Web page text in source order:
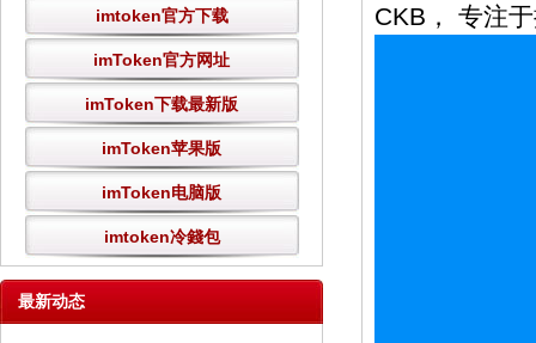
imtoken官方下载
imToken官方网址
imToken下载最新版
imToken苹果版
imToken电脑版
imtoken冷錢包
最新动态
CKB， 专注